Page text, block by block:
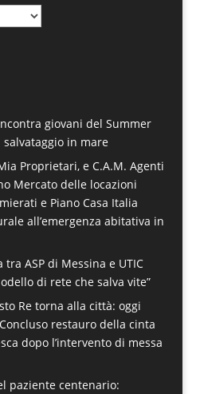
giovani del Summer
in mare
Proprietari, e C.A.M. Agenti
Mercato delle locazioni
e Piano Casa Italia
all’emergenza abitativa in
ASP di Messina e UTIC
di rete che salva vite”
Re torna alla città: oggi
restauro della cinta
dopo l’intervento di messa
paziente centenario: